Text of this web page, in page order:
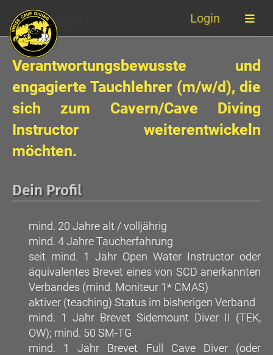
Login
Gesucht
Verantwortungsbewusste und
engagierte Tauchlehrer (m/w/d), die
sich zum Cavern/Cave Diving
Instructor weiterentwickeln
möchten.
Dein Profil
mind. 20 Jahre alt / volljährig
mind. 4 Jahre Taucherfahrung
seit mind. 1 Jahr Open Water Instructor oder
äquivalentes Brevet eines von SCD anerkannten
Verbandes (mind. Moniteur 1* CMAS)
aktiver (teaching) Status im bisherigen Verband
mind. 1 Jahr Brevet Sidemount Diver II (TEK,
OW); mind. 50 SM-TG
mind. 1 Jahr Brevet Full Cave Diver (oder